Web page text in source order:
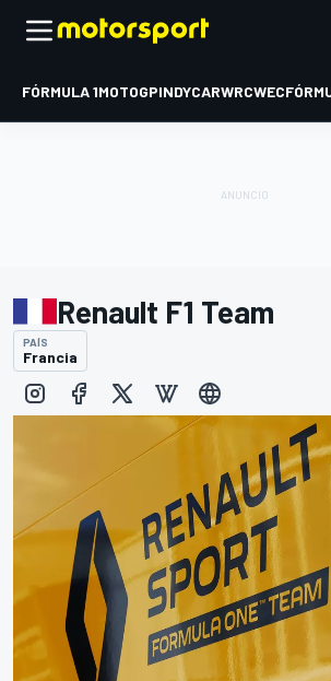
FÓRMULA 1MOTOGPINDYCARWRCWEC
Renault F1 Team
PAÍS
Francia